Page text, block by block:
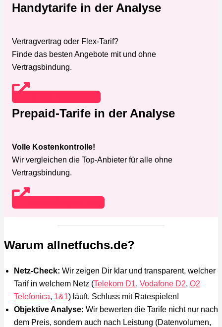
Handytarife in der Analyse
Vertragvertrag oder Flex-Tarif?
Finde das besten Angebote mit und ohne
Vertragsbindung.
Prepaid-Tarife in der Analyse
Volle Kostenkontrolle!
Wir vergleichen die Top-Anbieter für alle ohne
Vertragsbindung.
Warum allnetfuchs.de?
Netz-Check: Wir zeigen Dir klar und transparent, welcher
Tarif in welchem Netz (Telekom D1, Vodafone D2, O2
Telefonica, 1&1) läuft. Schluss mit Ratespielen!
Objektive Analyse: Wir bewerten die Tarife nicht nur nach
dem Preis, sondern auch nach Leistung (Datenvolumen,